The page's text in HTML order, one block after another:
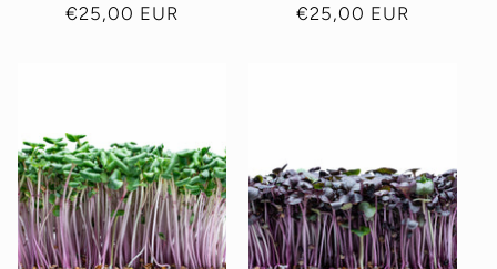
Normaler
€25,00 EUR
Normaler
€25,00 EUR